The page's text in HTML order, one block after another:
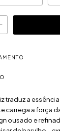
traduz a
carrega a força
ousado e